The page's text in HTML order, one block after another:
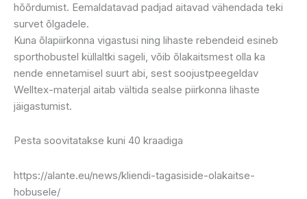
hõõrdumist. Eemaldatavad padjad aitavad vähendada teki
survet õlgadele.
Kuna õlapiirkonna vigastusi ning lihaste rebendeid esineb
sporthobustel küllaltki sageli, võib õlakaitsmest olla ka
nende ennetamisel suurt abi, sest soojustpeegeldav
Welltex-materjal aitab vältida sealse piirkonna lihaste
jäigastumist.
Pesta soovitatakse kuni 40 kraadiga
https://alante.eu/news/kliendi-tagasiside-olakaitse-
hobusele/